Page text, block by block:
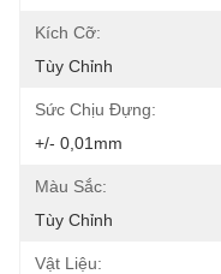
Kích Cỡ:
Tùy Chỉnh
Sức Chịu Đựng:
+/- 0,01mm
Màu Sắc:
Tùy Chỉnh
Vật Liệu: